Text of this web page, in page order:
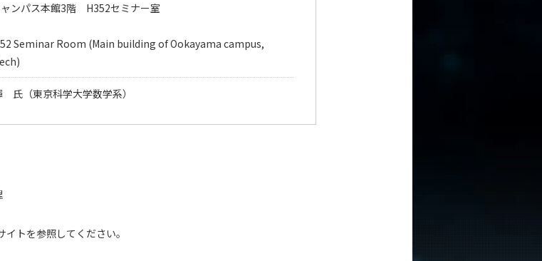
ンパス本館3階 H352セミナー室
Seminar Room (Main building of Ookayama campus,
氏（東京科学大学数学系）
イトを参照してください。